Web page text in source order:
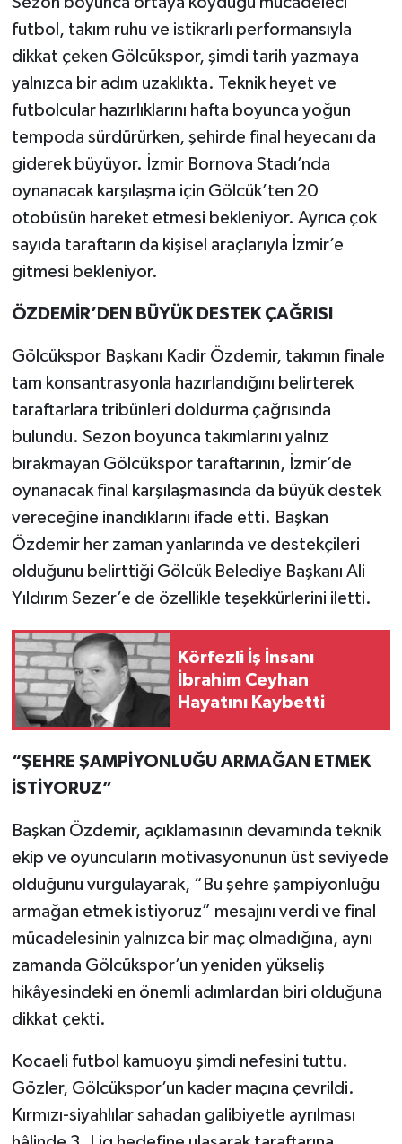
futbol, takım ruhu ve istikrarlı performansıyla
dikkat çeken Gölcükspor, şimdi tarih yazmaya
yalnızca bir adım uzaklıkta. Teknik heyet ve
futbolcular hazırlıklarını hafta boyunca yoğun
tempoda sürdürürken, şehirde final heyecanı da
giderek büyüyor. İzmir Bornova Stadı’nda
oynanacak karşılaşma için Gölcük’ten 20
otobüsün hareket etmesi bekleniyor. Ayrıca çok
sayıda taraftarın da kişisel araçlarıyla İzmir’e
gitmesi bekleniyor.
ÖZDEMİR’DEN BÜYÜK DESTEK ÇAĞRISI
Gölcükspor Başkanı Kadir Özdemir, takımın finale
tam konsantrasyonla hazırlandığını belirterek
taraftarlara tribünleri doldurma çağrısında
bulundu. Sezon boyunca takımlarını yalnız
bırakmayan Gölcükspor taraftarının, İzmir’de
oynanacak final karşılaşmasında da büyük destek
vereceğine inandıklarını ifade etti. Başkan
Özdemir her zaman yanlarında ve destekçileri
olduğunu belirttiği Gölcük Belediye Başkanı Ali
Yıldırım Sezer’e de özellikle teşekkürlerini iletti.
Körfezli İş İnsanı
İbrahim Ceyhan
Hayatını Kaybetti
“ŞEHRE ŞAMPİYONLUĞU ARMAĞAN ETMEK
İSTİYORUZ”
Başkan Özdemir, açıklamasının devamında teknik
ekip ve oyuncuların motivasyonunun üst seviyede
olduğunu vurgulayarak, “Bu şehre şampiyonluğu
armağan etmek istiyoruz” mesajını verdi ve final
mücadelesinin yalnızca bir maç olmadığına, aynı
zamanda Gölcükspor’un yeniden yükseliş
hikâyesindeki en önemli adımlardan biri olduğuna
dikkat çekti.
Kocaeli futbol kamuoyu şimdi nefesini tuttu.
Gözler, Gölcükspor’un kader maçına çevrildi.
Kırmızı-siyahlılar sahadan galibiyetle ayrılması